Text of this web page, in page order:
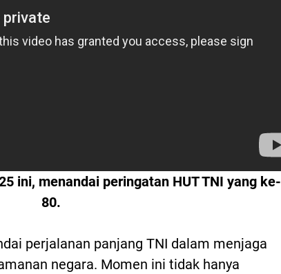
ini, menandai peringatan HUT TNI yang ke-
80.
perjalanan panjang TNI dalam menjaga
negara. Momen ini tidak hanya